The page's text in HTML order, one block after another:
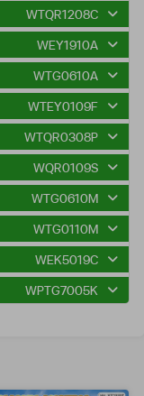
WTQR1208C
WEY1910A
WTG0610A
WTEY0109F
WTQR0308P
WQR0109S
WTG0610M
WTG0110M
WEK5019C
WPTG7005K